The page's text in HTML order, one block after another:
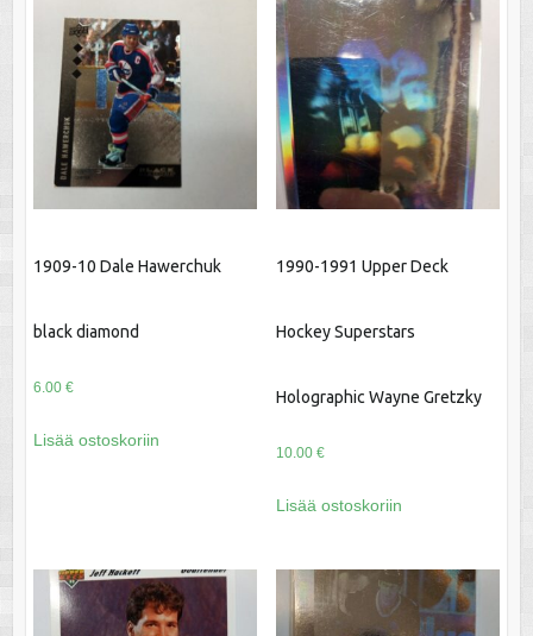
1909-10 Dale Hawerchuk
black diamond
6.00 €
Lisää ostoskoriin
1990-1991 Upper Deck
Hockey Superstars
Holographic Wayne Gretzky
10.00 €
Lisää ostoskoriin